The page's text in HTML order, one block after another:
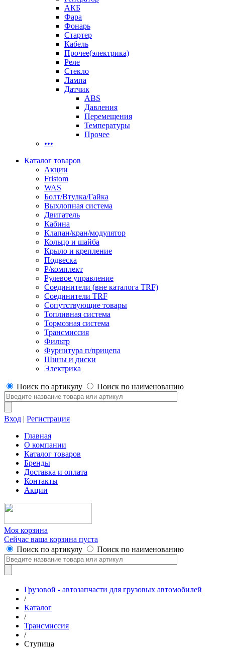
АКБ
Фара
Фонарь
Стартер
Кабель
Прочее(электрика)
Реле
Стекло
Лампа
Датчик
ABS
Давления
Перемещения
Температуры
Прочее
•••
Каталог товаров
Акции
Fristom
WAS
Болт/Втулка/Гайка
Выхлопная система
Двигатель
Кабина
Клапан/кран/модулятор
Кольцо и шайба
Крыло и крепление
Подвеска
Р/комплект
Рулевое управление
Соединители (вне каталога TRF)
Соединители TRF
Сопутствующие товары
Топливная система
Тормозная система
Трансмиссия
Фильтр
Фурнитура п/прицепа
Шины и диски
Электрика
Поиск по артикулу Поиск по наименованию
Вход | Регистрация
Главная
О компании
Каталог товаров
Бренды
Доставка и оплата
Контакты
Акции
Моя корзина
Сейчас ваша корзина пуста
Поиск по артикулу
Поиск по наименованию
Грузовой - автозапчасти для грузовых автомобилей
/
Каталог
/
Трансмиссия
/
Ступица